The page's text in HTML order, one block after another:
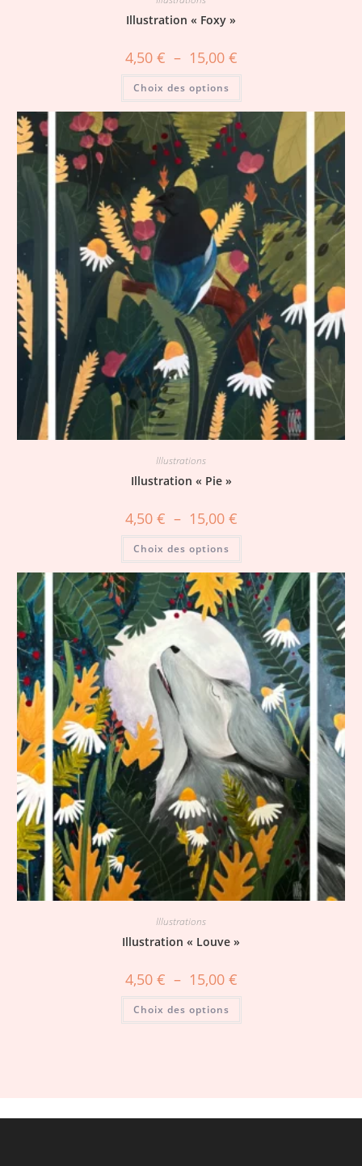
Illustration « Foxy »
4,50 € – 15,00 €
Choix des options
Illustrations
Illustration « Pie »
4,50 € – 15,00 €
Choix des options
Illustrations
Illustration « Louve »
4,50 € – 15,00 €
Choix des options